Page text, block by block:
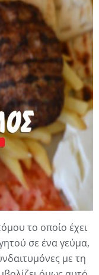
το οποίο έχει
σε ένα γεύμα,
με τη